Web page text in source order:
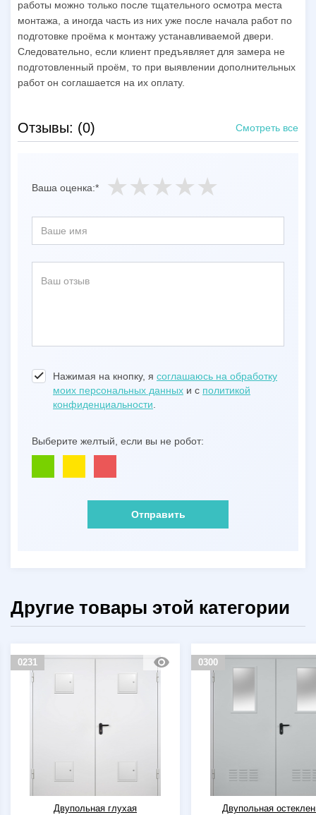
работы можно только после тщательного осмотра места
монтажа, а иногда часть из них уже после начала работ по
подготовке проёма к монтажу устанавливаемой двери.
Следовательно, если клиент предъявляет для замера не
подготовленный проём, то при выявлении дополнительных
работ он соглашается на их оплату.
Отзывы: (0) Смотреть все
Ваша оценка:*
Нажимая на кнопку, я соглашаюсь на обработку
моих персональных данных и с политикой
конфиденциальности
Выберите желтый, если вы не робот:
Отправить
Другие товары этой категории
0231
Двупольная глухая
0300
Двупольная